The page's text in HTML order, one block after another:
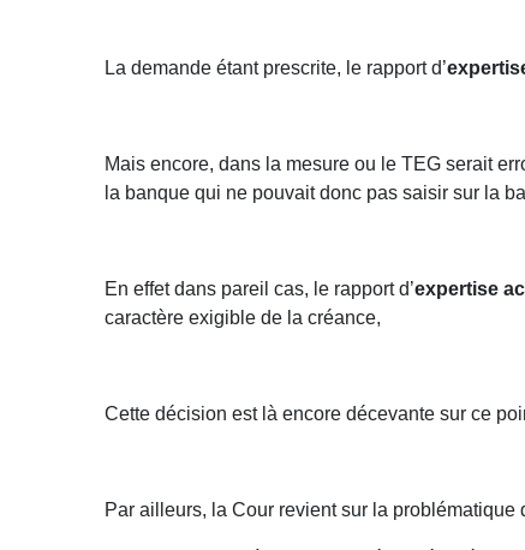
La demande étant prescrite, le rapport d’
Mais encore, dans la mesure ou le TEG serait
la banque qui ne pouvait donc pas saisir sur la
En effet dans pareil cas, le rapport d’expertise
caractère exigible de la créance,
Cette décision est là encore décevante sur ce
Par ailleurs, la Cour revient sur la problématique